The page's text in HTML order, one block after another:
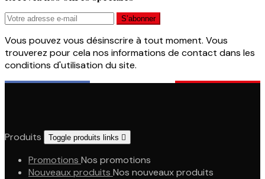
Vous pouvez vous désinscrire à tout moment. Vous
trouverez pour cela nos informations de contact dans les
conditions d'utilisation du site.
Produits Toggle produits links 
Promotions Nos promotions
Nouveaux produits Nos nouveaux produits